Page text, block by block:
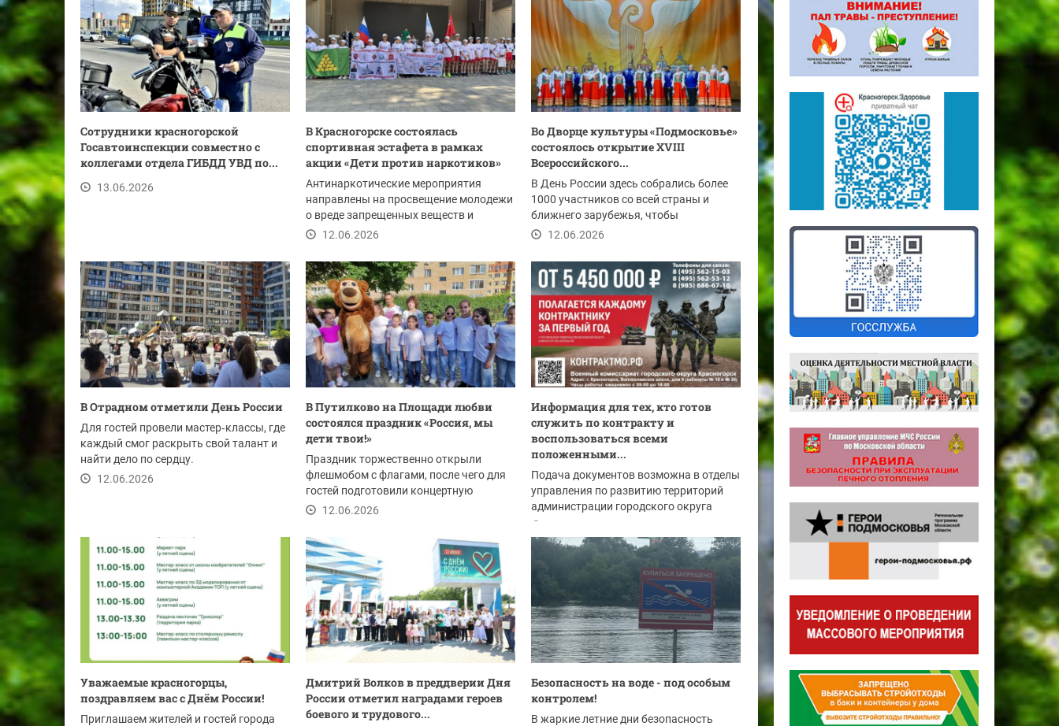
Сотрудники красногорской
Госавтоинспекции совместно с
коллегами отдела ГИБДД УВД по...
13.06.2026
В Красногорске состоялась
спортивная эстафета в рамках
акции «Дети против наркотиков»
Антинаркотические мероприятия
направлены на просвещение молодежи
о вреде запрещенных веществ и
профилактику...
12.06.2026
Во Дворце культуры «Подмосковье»
состоялось открытие XVIII
Всероссийского...
В День России здесь собрались более
1000 участников со всей страны и
ближнего зарубежья, чтобы
представить народное...
12.06.2026
В Отрадном отметили День России
Для гостей провели мастер‑классы, где
каждый смог раскрыть свой талант и
найти дело по сердцу.
12.06.2026
В Путилково на Площади любви
состоялся праздник «Россия, мы
дети твои!»
Праздник торжественно открыли
флешмобом с флагами, после чего для
гостей подготовили концертную
программу,...
12.06.2026
Информация для тех, кто готов
служить по контракту и
воспользоваться всеми
положенными...
Подача документов возможна в отделы
управления по развитию территорий
администрации городского округа
Красногорск:
Уважаемые красногорцы,
поздравляем вас с Днём России!
Приглашаем жителей и гостей города
Дмитрий Волков в преддверии Дня
России отметил наградами героев
боевого и трудового...
Безопасность на воде - под особым
контролем!
В жаркие летние дни безопасность